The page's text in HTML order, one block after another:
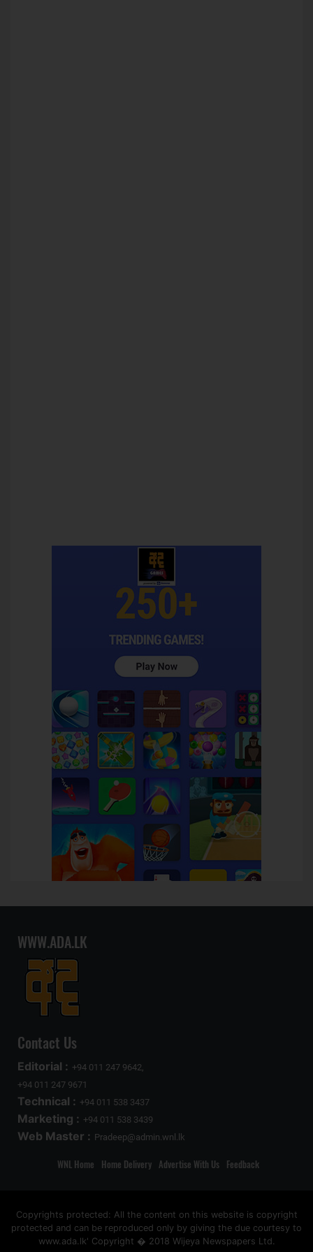
WWW.ADA.LK
Contact Us
Editorial : +94 011 247 9642,
+94 011 247 9671
Technical : +94 011 538 3437
Marketing : +94 011 538 3439
Web Master : Pradeep@admin.wnl.lk
WNL Home Home Delivery Advertise With Us Feedback
Copyrights protected: All the content on this website is copyright
protected and can be reproduced only by giving the due courtesy to
www.ada.lk' Copyright � 2018 Wijeya Newspapers Ltd.